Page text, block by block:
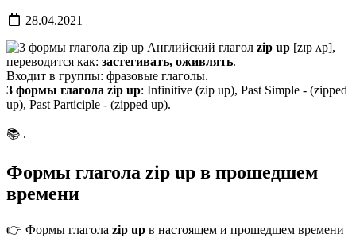
28.04.2021
Английский глагол zip up [zɪp ʌp],
переводится как: застегивать, оживлять.
Входит в группы: фразовые глаголы.
3 формы глагола zip up: Infinitive (zip up), Past Simple - (zipped
up), Past Participle - (zipped up).
📚 .
Формы глагола zip up в прошедшем
времени
👉 Формы глагола zip up в настоящем и прошедшем времени